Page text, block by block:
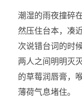
潮湿的雨夜撞碎
然压住台本，凑
次说错台词的时
两人之间明明灭
的草莓润唇膏，
薄荷气息堵住。